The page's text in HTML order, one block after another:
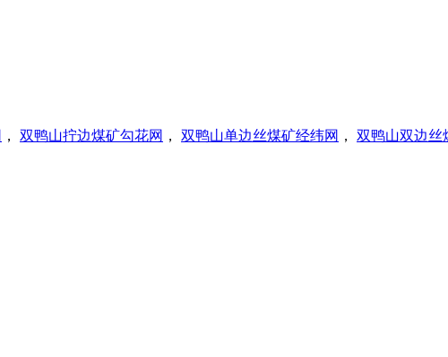
， 双鸭山拧边煤矿勾花网 ， 双鸭山单边丝煤矿经纬网 ， 双鸭山双边丝